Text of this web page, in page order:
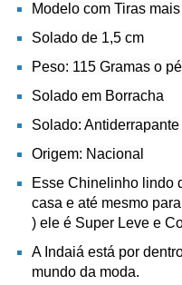
Modelo com Tiras
Solado de 1,5 cm
Peso: 115 Gramas o
Solado em Borracha
Solado: Antiderrapante
Origem: Nacional
Esse Chinelinho lindo
casa e até mesmo
) ele é Super Leve e
A Indaiá está por
mundo da moda.